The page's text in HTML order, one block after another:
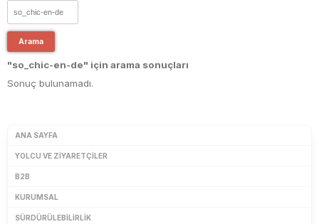
Arama
"so_chic-en-de" için arama sonuçları
Sonuç bulunamadı.
ANA SAYFA
YOLCU VE ZIYARETÇILER
B2B
KURUMSAL
SÜRDÜRÜLEBILIRLIK